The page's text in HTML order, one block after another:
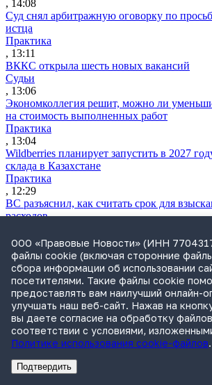
, 14:08
Суд снял арбитражную оговорку по
истца
Практика
, 13:11
ВККС открыла шесть новых вакансий
Судьи
, 13:06
Экономколлегия решит, можно ли
на стоимость выполненных работ
Практика
, 13:04
Wildberries планирует запустить в 2027
склада в Казахстане
Практика
, 12:29
ВС разъяснил, как считать срок для
расходов
, 11:12
Утренний обзор за 4 августа: усиление
бизнеса и ограничение доступа к банкам
браузеры
Обзор СМИ
, 10:12
«Промомеду» отказали в принудительной
препарат для терапии ВИЧ
Практика
В ГД внесли законопроект, разрешающий
РекламаАдвокатское бюро Санкт-Петербурга
ООО «Правовые Новости» (ИНН
файлы cookie (включая сторонние
сбора информации об использовании
посетителями. Такие файлы cookie
предоставлять вам наилучший онлайн-
улучшать наш веб-сайт. Нажав на
вы даете согласие на обработку
соответствии с условиями,
Политике использования cookie-файлов.
Подтвердить